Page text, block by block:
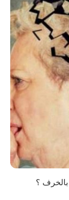
بالخرف ؟